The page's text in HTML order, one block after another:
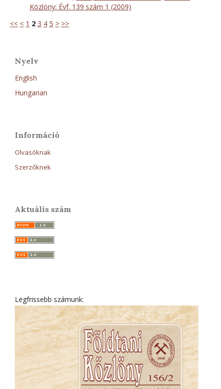
Közlöny: Évf. 139 szám 1 (2009)
<< < 1 2 3 4 5 > >>
Nyelv
English
Hungarian
Információ
Olvasóknak
Szerzőknek
Aktuális szám
Legfrissebb számunk: